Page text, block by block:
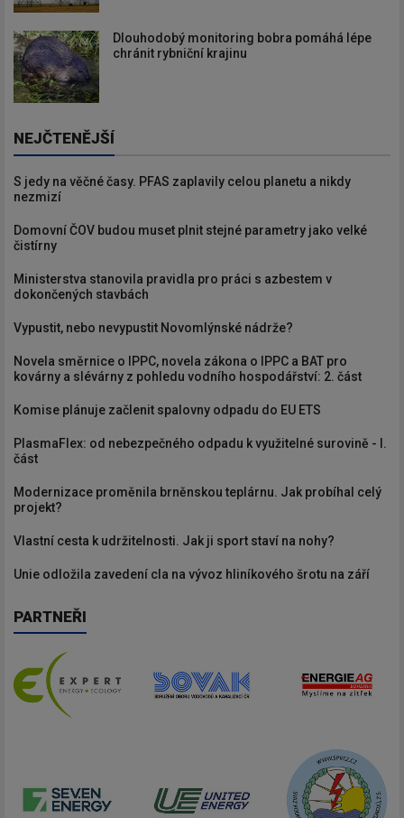
Dlouhodobý monitoring bobra pomáhá lépe
chránit rybniční krajinu
NEJČTENĚJŠÍ
S jedy na věčné časy. PFAS zaplavily celou planetu a nikdy
nezmizí
Domovní ČOV budou muset plnit stejné parametry jako velké
čistírny
Ministerstva stanovila pravidla pro práci s azbestem v
dokončených stavbách
Vypustit, nebo nevypustit Novomlýnské nádrže?
Novela směrnice o IPPC, novela zákona o IPPC a BAT pro
kovárny a slévárny z pohledu vodního hospodářství: 2. část
Komise plánuje začlenit spalovny odpadu do EU ETS
PlasmaFlex: od nebezpečného odpadu k využitelné surovině - I.
část
Modernizace proměnila brněnskou teplárnu. Jak probíhal celý
projekt?
Vlastní cesta k udržitelnosti. Jak ji sport staví na nohy?
Unie odložila zavedení cla na vývoz hliníkového šrotu na září
PARTNEŘI